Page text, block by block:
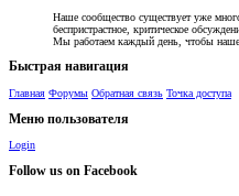
Наше сообщество существует уже
беспристрастное, критическое
Мы работаем каждый день, чтобы
Быстрая навигация
Главная Форумы Обратная связь Точка доступа
Меню пользователя
Login
Follow us on Facebook